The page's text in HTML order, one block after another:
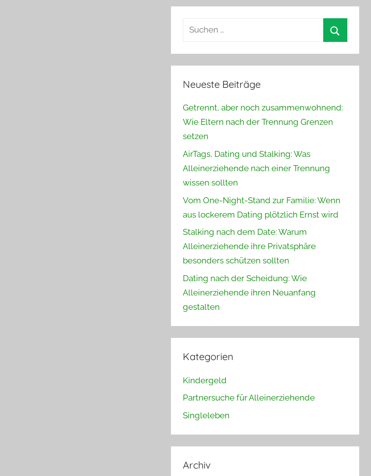
Suchen
Neueste Beiträge
Getrennt, aber noch zusammenwohnend:
Wie Eltern nach der Trennung Grenzen
setzen
AirTags, Dating und Stalking: Was
Alleinerziehende nach einer Trennung
wissen sollten
Vom One-Night-Stand zur Familie: Wenn
aus lockerem Dating plötzlich Ernst wird
Stalking nach dem Date: Warum
Alleinerziehende ihre Privatsphäre
besonders schützen sollten
Dating nach der Scheidung: Wie
Alleinerziehende ihren Neuanfang
gestalten
Kategorien
Kindergeld
Partnersuche für Alleinerziehende
Singleleben
Archiv